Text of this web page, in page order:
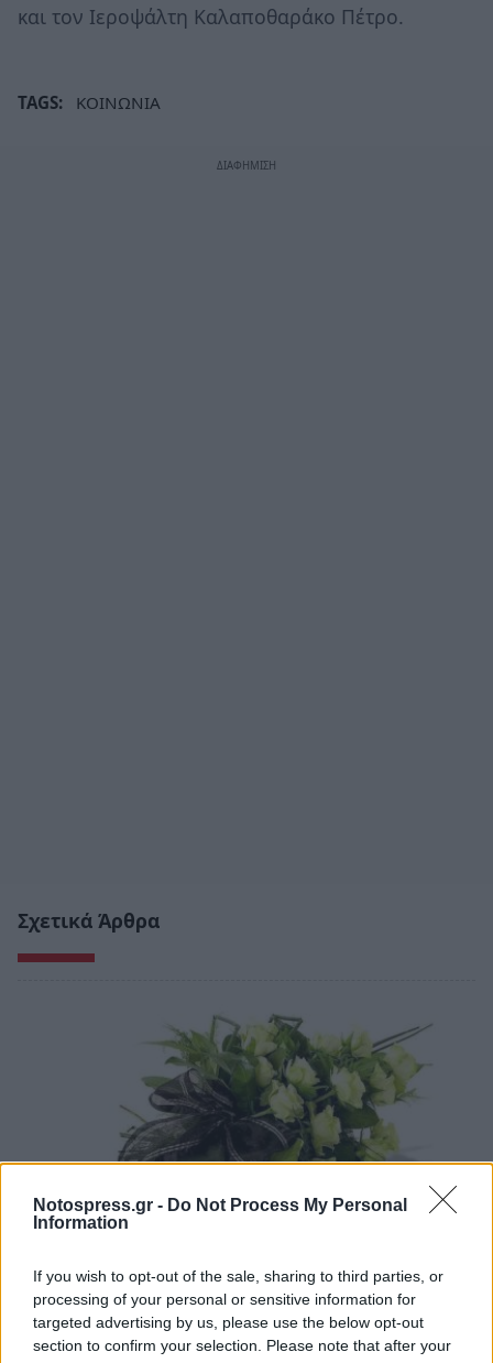
Notospress.gr - Do Not Process My Personal
Information
If you wish to opt-out of the sale, sharing to third parties, or
processing of your personal or sensitive information for
targeted advertising by us, please use the below opt-out
section to confirm your selection. Please note that after your
και τον Ιεροψάλτη Καλαποθαράκο Πέτρο.
TAGS: ΚΟΙΝΩΝΙΑ
Σχετικά Άρθρα
Σπάρτη: «Έφυγαν» από κοντά μας…
07/08/2026 14:12